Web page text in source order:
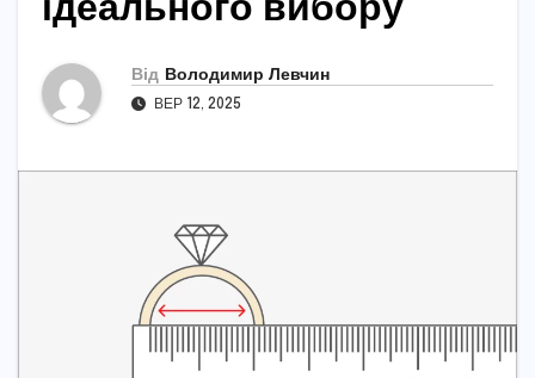
Від Володимир Левчин
ВЕР 12, 2025